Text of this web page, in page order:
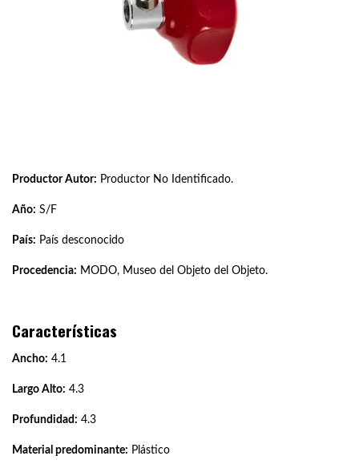
Productor Autor: Productor No Identificado.
Año: S/F
País: País desconocido
Procedencia: MODO, Museo del Objeto del Objeto.
Características
Ancho: 4.1
Largo Alto: 4.3
Profundidad: 4.3
Material predominante: Plástico